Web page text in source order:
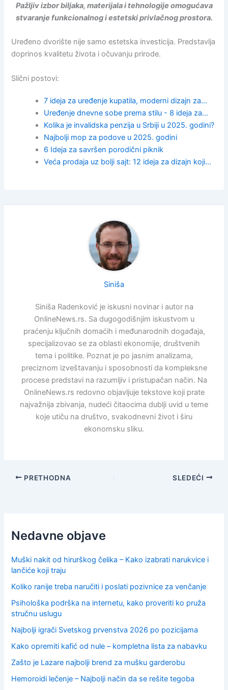
Pažljiv izbor biljaka, materijala i tehnologije omogućava
stvaranje funkcionalnog i estetski privlačnog prostora.
Uređeno dvorište nije samo estetska investicija. Predstavlja
doprinos kvalitetu života i očuvanju prirode.
Slični postovi:
7 ideja za uređenje kupatila, moderni dizajn za…
Uređenje dnevne sobe prema stilu - 8 ideja za…
Kolika je invalidska penzija u Srbiji u 2025. godini?
Najbolji mop za podove u 2025. godini
6 Ideja za savršen porodični piknik
Veća prodaja uz bolji sajt: 12 ideja za dizajn koji…
Siniša
Siniša Radenković je iskusni novinar i autor na
OnlineNews.rs. Sa dugogodišnjim iskustvom u
praćenju ključnih domaćih i međunarodnih događaja,
specijalizovao se za oblasti ekonomije, društvenih
tema i politike. Poznat je po jasnim analizama,
preciznom izveštavanju i sposobnosti da kompleksne
procese predstavi na razumljiv i pristupačan način. Na
OnlineNews.rs redovno objavljuje tekstove koji prate
najvažnija zbivanja, nudeći čitaocima dublji uvid u teme
koje utiču na društvo, svakodnevni život i širu
ekonomsku sliku.
PRETHODNA SLEDEĆI
Nedavne objave
Muški nakit od hirurškog čelika – Kako izabrati narukvice i
lančiće koji traju
Koliko ranije treba naručiti i poslati pozivnice za venčanje
Psihološka podrška na internetu, kako proveriti ko pruža
stručnu uslugu
Najbolji igrači Svetskog prvenstva 2026 po pozicijama
Kako opremiti kafić od nule – kompletna lista za nabavku
Zašto je Lazare najbolji brend za mušku garderobu
Hemoroidi lečenje – Najbolji način da se rešite tegoba